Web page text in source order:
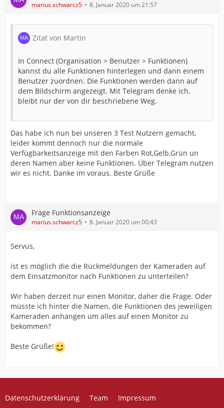
marius.schwarcz5 8. Januar 2020 um 21:57
Zitat von Martin
In Connect (Organisation > Benutzer > Funktionen)
kannst du alle Funktionen hinterlegen und dann einem
Benutzer zuordnen. Die Funktionen werden dann auf
dem Bildschirm angezeigt. Mit Telegram denke ich,
bleibt nur der von dir beschriebene Weg.
Das habe ich nun bei unseren 3 Test Nutzern gemacht,
leider kommt dennoch nur die normale
Verfügbarkeitsanzeige mit den Farben Rot,Gelb,Grün un
deren Namen aber keine Funktionen. Über Telegram nutzen
wir es nicht. Danke im voraus. Beste Grüße
Frage Funktionsanzeige
marius.schwarcz5 8. Januar 2020 um 00:43
Servus,
ist es möglich die die Rückmeldungen der Kameraden auf
dem Einsatzmonitor nach Funktionen zu unterteilen?
Wir haben derzeit nur einen Monitor, daher die Frage. Oder
müsste ich hinter die Namen, die Funktionen des jeweiligen
Kameraden anhängen um alles auf einen Monitor zu
bekommen?
Beste Grüße!
Datenschutzerklärung Team Impressum